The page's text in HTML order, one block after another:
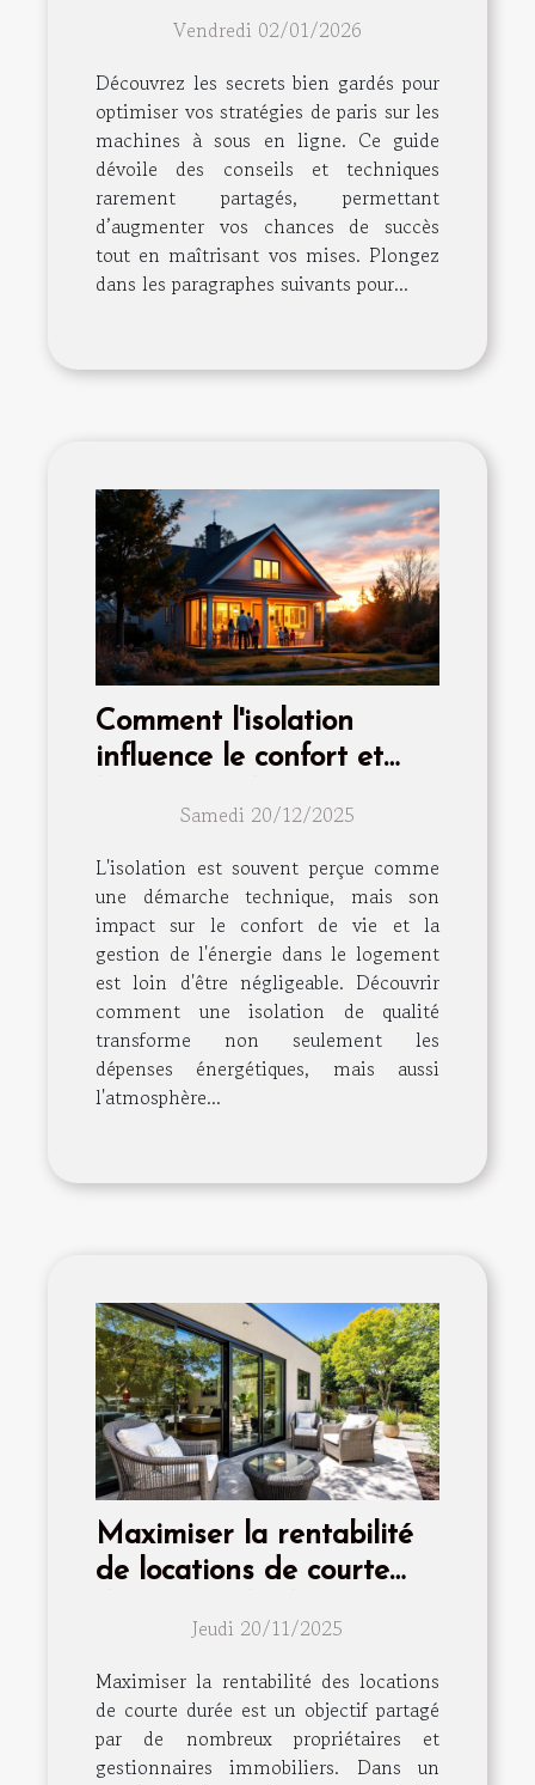
à sous en ligne
Vendredi 02/01/2026
Découvrez les secrets bien gardés pour
optimiser vos stratégies de paris sur les
machines à sous en ligne. Ce guide
dévoile des conseils et techniques
rarement partagés, permettant
d’augmenter vos chances de succès
tout en maîtrisant vos mises. Plongez
dans les paragraphes suivants pour...
Comment l'isolation
influence le confort et
Samedi 20/12/2025
L'isolation est souvent perçue comme
une démarche technique, mais son
impact sur le confort de vie et la
gestion de l'énergie dans le logement
est loin d'être négligeable. Découvrir
comment une isolation de qualité
transforme non seulement les
dépenses énergétiques, mais aussi
l'atmosphère...
Maximiser la rentabilité
de locations de courte
éprouvéesJeudi 20/11/2025
Maximiser la rentabilité des locations
de courte durée est un objectif partagé
par de nombreux propriétaires et
gestionnaires immobiliers. Dans un